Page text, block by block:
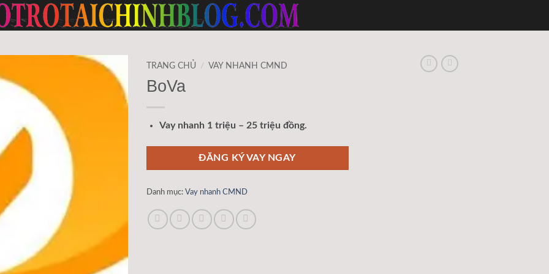
TRANG CHỦ / VAY NHANH CMND
BoVa
Vay nhanh 1 triệu – 25 triệu đồng.
ĐĂNG KÝ VAY NGAY
Danh mục: Vay nhanh CMND